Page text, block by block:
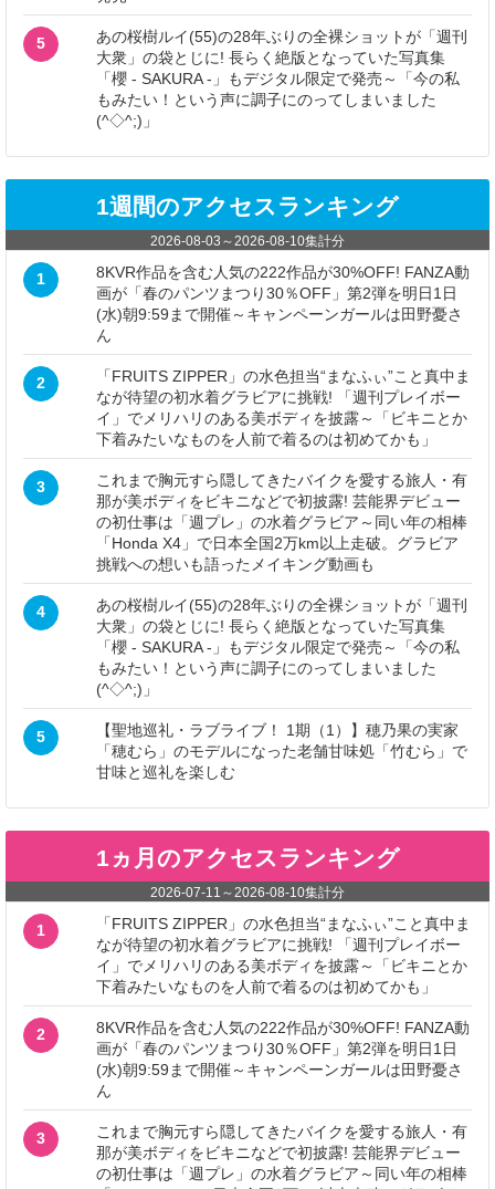
5
あの桜樹ルイ(55)の28年ぶりの全裸ショットが「週刊
大衆」の袋とじに! 長らく絶版となっていた写真集
「櫻 - SAKURA -」もデジタル限定で発売～「今の私
もみたい！という声に調子にのってしまいました
(^◇^;)」
1週間のアクセスランキング
2026-08-03 ～2026-08-10集計分
1
8KVR作品を含む人気の222作品が30%OFF! FANZA動
画が「春のパンツまつり30％OFF」第2弾を明日1日
(水)朝9:59まで開催～キャンペーンガールは田野憂さ
ん
2
「FRUITS ZIPPER」の水色担当“まなふぃ”こと真中ま
なが待望の初水着グラビアに挑戦! 「週刊プレイボー
イ」でメリハリのある美ボディを披露～「ビキニとか
下着みたいなものを人前で着るのは初めてかも」
3
これまで胸元すら隠してきたバイクを愛する旅人・有
那が美ボディをビキニなどで初披露! 芸能界デビュー
の初仕事は「週プレ」の水着グラビア～同い年の相棒
「Honda X4」で日本全国2万km以上走破。グラビア
挑戦への想いも語ったメイキング動画も
4
あの桜樹ルイ(55)の28年ぶりの全裸ショットが「週刊
大衆」の袋とじに! 長らく絶版となっていた写真集
「櫻 - SAKURA -」もデジタル限定で発売～「今の私
もみたい！という声に調子にのってしまいました
(^◇^;)」
5
【聖地巡礼・ラブライブ！ 1期（1）】穂乃果の実家
「穂むら」のモデルになった老舗甘味処「竹むら」で
甘味と巡礼を楽しむ
1ヵ月のアクセスランキング
2026-07-11 ～2026-08-10集計分
1
「FRUITS ZIPPER」の水色担当“まなふぃ”こと真中ま
なが待望の初水着グラビアに挑戦! 「週刊プレイボー
イ」でメリハリのある美ボディを披露～「ビキニとか
下着みたいなものを人前で着るのは初めてかも」
2
8KVR作品を含む人気の222作品が30%OFF! FANZA動
画が「春のパンツまつり30％OFF」第2弾を明日1日
(水)朝9:59まで開催～キャンペーンガールは田野憂さ
ん
3
これまで胸元すら隠してきたバイクを愛する旅人・有
那が美ボディをビキニなどで初披露! 芸能界デビュー
の初仕事は「週プレ」の水着グラビア～同い年の相棒